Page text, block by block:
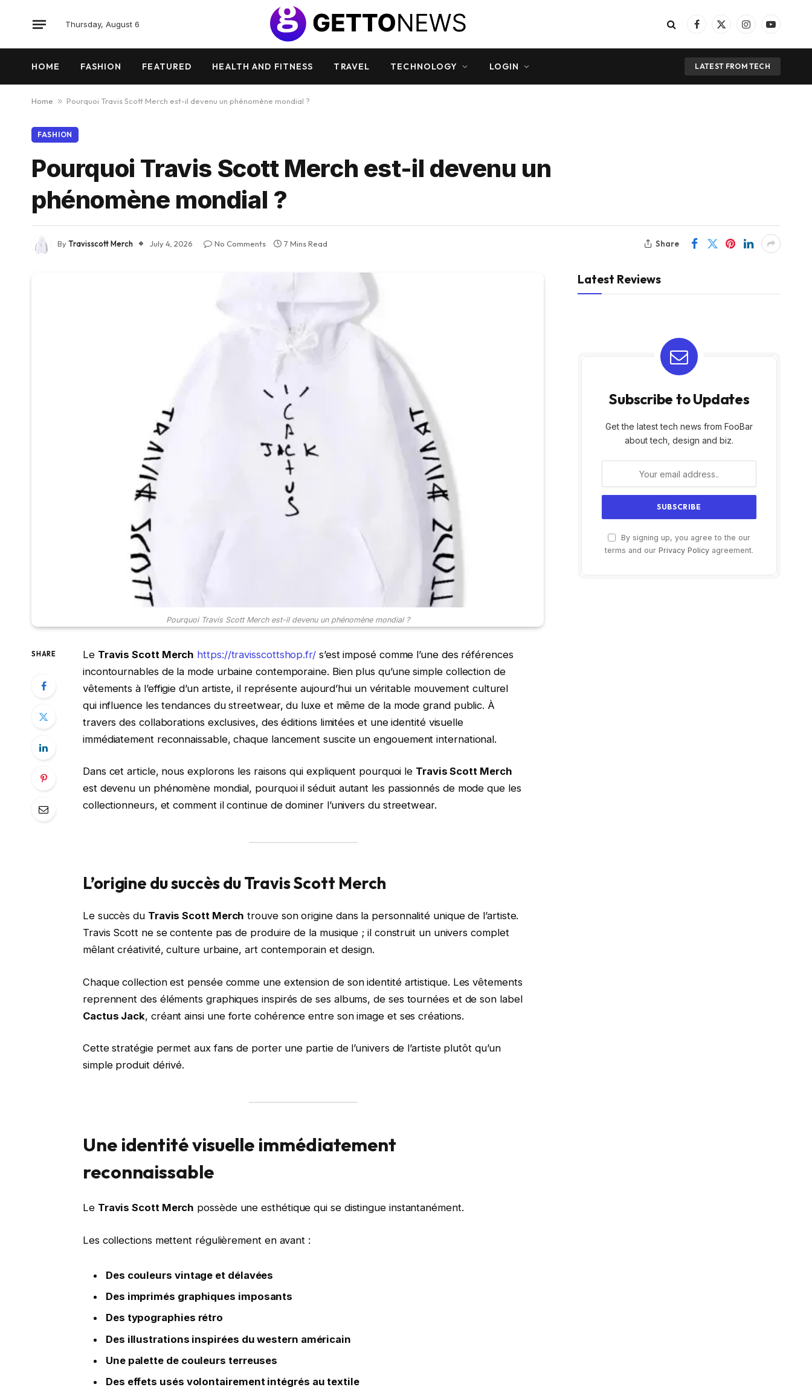
Thursday, August 6
Facebook
X
InstagramYouTube
HOME FASHION FEATURED HEALTH AND FITNESS TRAVEL TECHNOLOGY LOGIN LATEST FROM TECH
Home » Pourquoi Travis Scott Merch est-il devenu un phénomène mondial ?
FASHION
Pourquoi Travis Scott Merch est-il devenu un
phénomène mondial ?
ByTravisscott Merch July 4, 2026 No Comments 7 Mins Read Share
Pourquoi Travis Scott Merch est-il devenu un phénomène mondial ?
SHARE Le Travis Scott Merch https://travisscottshop.fr/s’est imposé comme l’une des références
incontournables de la mode urbaine contemporaine. Bien plus qu’une simple collection de
vêtements à l’effigie d’un artiste, il représente aujourd’hui un véritable mouvement culturel
qui influence les tendances du streetwear, du luxe et même de la mode grand public. À
travers des collaborations exclusives, des éditions limitées et une identité visuelle
immédiatement reconnaissable, chaque lancement suscite un engouement international.
Dans cet article, nous explorons les raisons qui expliquent pourquoi le Travis Scott Merch
est devenu un phénomène mondial, pourquoi il séduit autant les passionnés de mode que les
collectionneurs, et comment il continue de dominer l’univers du streetwear.
L’origine du succès du Travis Scott Merch
Le succès du Travis Scott Merch trouve son origine dans la personnalité unique de l’artiste.
Travis Scott ne se contente pas de produire de la musique ; il construit un univers complet
mêlant créativité, culture urbaine, art contemporain et design.
Chaque collection est pensée comme une extension de son identité artistique. Les vêtements
reprennent des éléments graphiques inspirés de ses albums, de ses tournées et de son label
Cactus Jack, créant ainsi une forte cohérence entre son image et ses créations.
Cette stratégie permet aux fans de porter une partie de l’univers de l’artiste plutôt qu’un
simple produit dérivé.
Une identité visuelle immédiatement
reconnaissable
Le Travis Scott Merch possède une esthétique qui se distingue instantanément.
Les collections mettent régulièrement en avant :
Des couleurs vintage et délavées
Des imprimés graphiques imposants
Des typographies rétro
Des illustrations inspirées du western américain
Une palette de couleurs terreuses
Des effets usés volontairement intégrés au textile
Latest Reviews
Subscribe to Updates
Get the latest tech news from FooBar
about tech, design and biz.
By signing up, you agree to the our
terms and our Privacy Policy agreement.